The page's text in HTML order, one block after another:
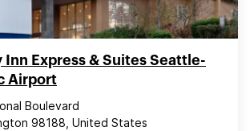
Inn Express & Suites Seattle-
Airport
Boulevard
98188, United States